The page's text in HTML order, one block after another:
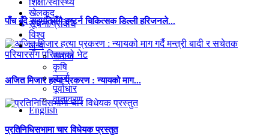
शिक्षा/स्वास्थ्य
खेलकुद
सूचना/प्रविधि
विश्व
अन्य
समाज
कृषि
ऊर्जा
पूर्वाधार
वातावरण
English
पाँच बुँदे सहमतिसँगै इन्टर्न चिकित्सक डिल्ली हरिजनले...
अजित मिजार हत्या प्रकरण : न्यायको माग...
प्रतिनिधिसभामा चार विधेयक प्रस्तुत